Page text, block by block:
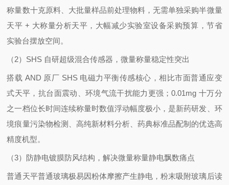
称量数十克原料、大批量样品前处理物料，无需单独采购半微量
天平 + 大称量分析天平，大幅减少实验室设备采购预算，节省
实验台摆放空间。
（2）SHS 自研超级混合传感器，微量称量稳定性突出
搭载 AND 原厂 SHS 电磁力平衡传感核心，相比市面普通应变
式天平，抗台面震动、环境气流干扰能力更强；0.01mg 十万分
之一档位长时间连续称量时数值浮动幅度极小，是新药研发、环
境痕量污染物检测、高纯新材料分析、药典标准品配制的优选高
精度机型。
（3）防静电镀膜防风结构，解决微量称量静电飘数痛点
普通天平普通玻璃极易因粉体摩擦产生静电，粉末吸附玻璃后读